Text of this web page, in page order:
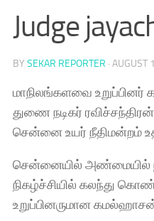
Judge
BY SEKAR REPORTER · AUGUST
மாநிலங்களவை உறுப்பினர்
துணை நடிகர்
சென்னை உயர் நீதிமன்றம்
சென்னையில் அண்மையில்
நிகழ்ச்சியில் கலந்து
உறுப்பினருமான கமல்ஹாசன்